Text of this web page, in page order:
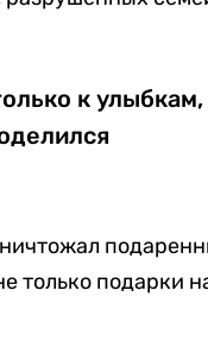
к улыбкам,
только подарки